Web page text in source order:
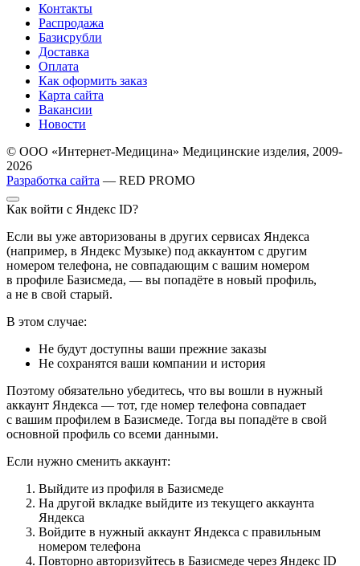
Контакты
Распродажа
Базисрубли
Доставка
Оплата
Как оформить заказ
Карта сайта
Вакансии
Новости
© ООО «Интернет-Медицина» Медицинские изделия, 2009-
2026
Разработка сайта — RED PROMO
Как войти с Яндекс ID?
Если вы уже авторизованы в других сервисах Яндекса
(например, в Яндекс Музыке) под аккаунтом с другим
номером телефона, не совпадающим с вашим номером
в профиле Базисмеда, — вы попадёте в новый профиль,
а не в свой старый.
В этом случае:
Не будут доступны ваши прежние заказы
Не сохранятся ваши компании и история
Поэтому обязательно убедитесь, что вы вошли в нужный
аккаунт Яндекса — тот, где номер телефона совпадает
с вашим профилем в Базисмеде. Тогда вы попадёте в свой
основной профиль со всеми данными.
Если нужно сменить аккаунт:
Выйдите из профиля в Базисмеде
На другой вкладке выйдите из текущего аккаунта
Яндекса
Войдите в нужный аккаунт Яндекса с правильным
номером телефона
Повторно авторизуйтесь в Базисмеде через Яндекс ID